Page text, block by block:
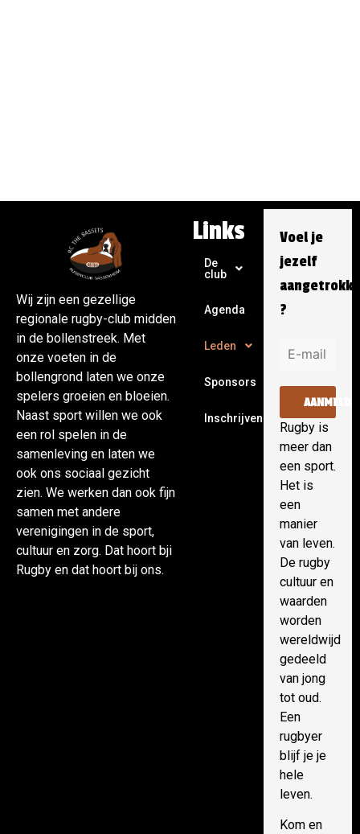
Wij zijn een gezellige
regionale rugby-club midden
in de bollenstreek. Met
onze voeten in de
bollengrond laten we onze
spelers groeien en bloeien.
Naast sport willen we ook
een rol spelen in de
samenleving en laten we
ook ons sociaal gezicht
zien. We werken dan ook fijn
samen met andere
verenigingen in de sport,
cultuur en zorg. Dat hoort bji
Rugby en dat hoort bij ons.
Links
De
club
Agenda
Leden
Sponsors
Inschrijven
Voel je
jezelf
?
Rugby is
meer dan
een sport.
Het is
een
manier
van leven.
De rugby
cultuur en
waarden
worden
wereldwijd
gedeeld
van jong
tot oud.
Een
rugbyer
blijf je je
hele
leven.
Kom en